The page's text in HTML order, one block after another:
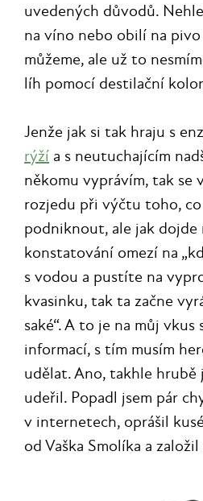
uvedených důvodů.
na víno nebo obilí na
můžeme, ale už to
líh pomocí destilační
Jenže jak si tak hraju s
rýží a s neutuchajícím
někomu vyprávím, tak se
rozjedu při výčtu toho, co
podniknout, ale jak dojde
konstatování omezí na
s vodou a pustíte na
kvasinku, tak ta začne
saké“. A to je na můj vkus
informací, s tím musím
udělat. Ano, takhle hrubě
udeřil. Popadl jsem pár
v internetech, oprášil
od Vaška Smolíka a